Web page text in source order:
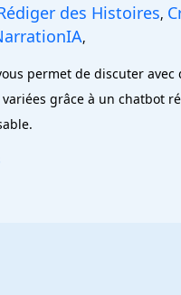
des Histoires,
,
permet de discuter avec
grâce à un chatbot